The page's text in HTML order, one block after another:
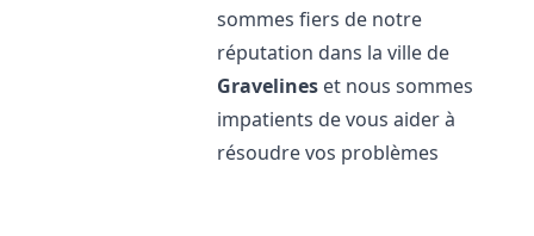
sommes fiers de notre
réputation dans la ville de
Gravelines et nous sommes
impatients de vous aider à
résoudre vos problèmes